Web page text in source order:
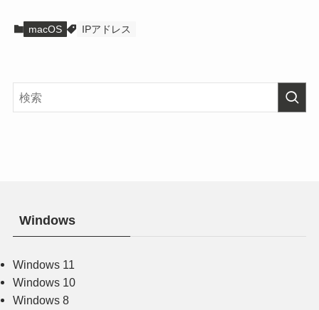
macOS IPアドレス
Windows
Windows 11
Windows 10
Windows 8